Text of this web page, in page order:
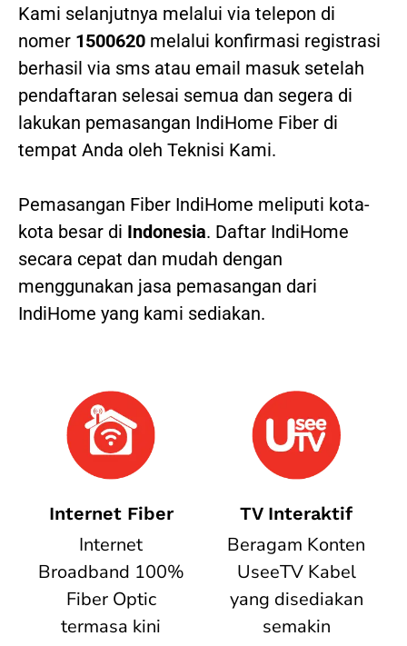
Kami selanjutnya melalui via telepon di
nomer 1500620 melalui konfirmasi registrasi
berhasil via sms atau email masuk setelah
pendaftaran selesai semua dan segera di
lakukan pemasangan IndiHome Fiber di
tempat Anda oleh Teknisi Kami.
Pemasangan Fiber IndiHome meliputi kota-
kota besar di Indonesia. Daftar IndiHome
secara cepat dan mudah dengan
menggunakan jasa pemasangan dari
IndiHome yang kami sediakan.
Internet Fiber
Internet
Broadband 100%
Fiber Optic
termasa kini
TV Interaktif
Beragam Konten
UseeTV Kabel
yang disediakan
semakin